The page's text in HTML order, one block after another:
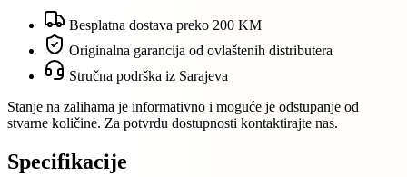
Besplatna dostava preko 200 KM
Originalna garancija od ovlaštenih distributera
Stručna podrška iz Sarajeva
Stanje na zalihama je informativno i moguće je odstupanje od
stvarne količine. Za potvrdu dostupnosti kontaktirajte nas.
Specifikacije